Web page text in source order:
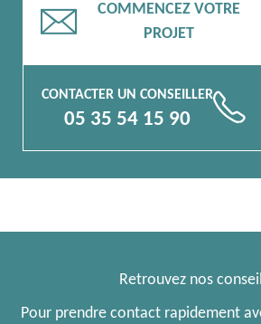
📧
COMMENCEZ VOTRE
PROJET
CONTACTER UN CONSEILLER
05 35 54 15 90 📞
Retrouvez nos
Pour prendre contact rapidement